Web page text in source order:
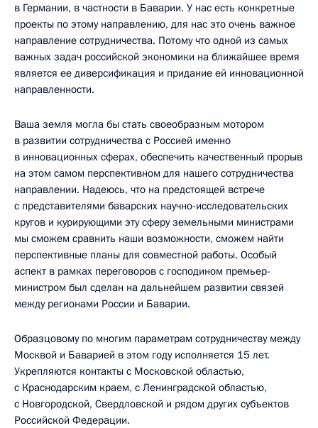
в Германии, в частности в Баварии. У нас есть конкретные
проекты по этому направлению, для нас это очень важное
направление сотрудничества. Потому что одной из самых
важных задач российской экономики на ближайшее время
является ее диверсификация и придание ей инновационной
направленности.
Ваша земля могла бы стать своеобразным мотором
в развитии сотрудничества с Россией именно
в инновационных сферах, обеспечить качественный прорыв
на этом самом перспективном для нашего сотрудничества
направлении. Надеюсь, что на предстоящей встрече
с представителями баварских научно-исследовательских
кругов и курирующими эту сферу земельными министрами
мы сможем сравнить наши возможности, сможем найти
перспективные планы для совместной работы. Особый
аспект в рамках переговоров с господином премьер-
министром был сделан на дальнейшем развитии связей
между регионами России и Баварии.
Образцовому по многим параметрам сотрудничеству между
Москвой и Баварией в этом году исполняется 15 лет.
Укрепляются контакты с Московской областью,
с Краснодарским краем, с Ленинградской областью,
с Новгородской, Свердловской и рядом других субъектов
Российской Федерации.